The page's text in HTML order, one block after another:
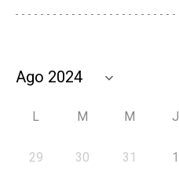
L M M J
29 30 31 1